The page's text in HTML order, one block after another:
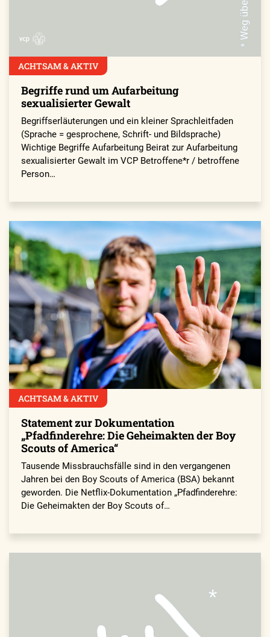
ACHTSAM & AKTIV
Begriffe rund um Aufarbeitung
sexualisierter Gewalt
Begriffserläuterungen und ein kleiner Sprachleitfaden
(Sprache = gesprochene, Schrift- und Bildsprache)
Wichtige Begriffe Aufarbeitung Beirat zur Aufarbeitung
sexualisierter Gewalt im VCP Betroffene*r / betroffene
Person…
ACHTSAM & AKTIV
Statement zur Dokumentation
„Pfadfinderehre: Die Geheimakten der Boy
Scouts of America“
Tausende Missbrauchsfälle sind in den vergangenen
Jahren bei den Boy Scouts of America (BSA) bekannt
geworden. Die Netflix-Dokumentation „Pfadfinderehre:
Die Geheimakten der Boy Scouts of…